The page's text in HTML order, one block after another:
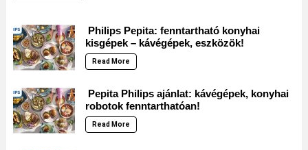
Philips Pepita: fenntartható konyhai
kisgépek – kávégépek, eszközök!
Read More
Pepita Philips ajánlat: kávégépek, konyhai
robotok fenntarthatóan!
Read More